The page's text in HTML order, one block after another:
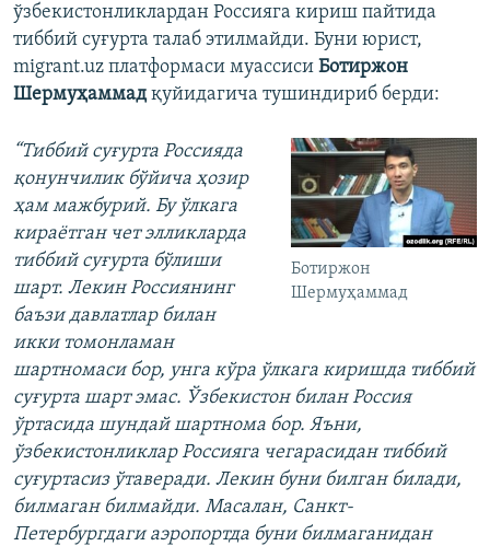
ўзбекистонликлардан Россияга кириш пайтида
тиббий суғурта талаб этилмайди. Буни юрист,
migrant.uz платформаси муассиси Ботиржон
Шермуҳаммадқуйидагича тушиндириб берди:
Ботиржон
Шермуҳаммад
“Тиббий суғурта Россияда
қонунчилик бўйича ҳозир
ҳам мажбурий. Бу ўлкага
кираётган чет элликларда
тиббий суғурта бўлиши
шарт. Лекин Россиянинг
баъзи давлатлар билан
икки томонламан
шартномаси бор, унга кўра ўлкага киришда тиббий
суғурта шарт эмас. Ўзбекистон билан Россия
ўртасида шундай шартнома бор. Яъни,
ўзбекистонликлар Россияга чегарасидан тиббий
суғуртасиз ўтаверади. Лекин буни билган билади,
билмаган билмайди. Масалан, Санкт-
Петербургдаги аэропортда буни билмаганидан